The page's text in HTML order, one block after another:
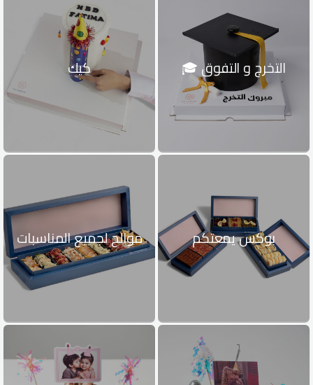
التخرج و التفوق 🎓 كيك
بوكس يمعتكم موالح لجميع المناسبات